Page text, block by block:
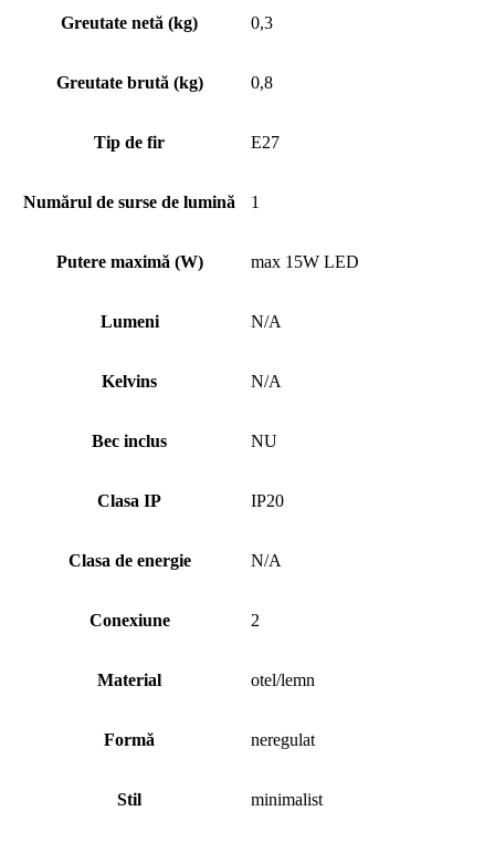
Greutate netă (kg) 0,3
Greutate brută (kg) 0,8
Tip de fir E27
Numărul de surse de lumină 1
Putere maximă (W) max 15W LED
Lumeni N/A
Kelvins N/A
Bec inclus NU
Clasa IP IP20
Clasa de energie N/A
Conexiune 2
Material otel/lemn
Formă neregulat
Stil minimalist